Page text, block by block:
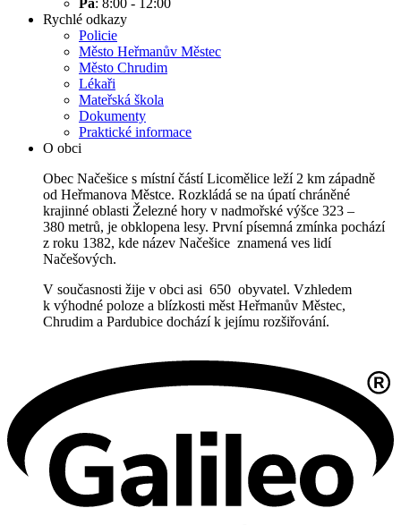
Rychlé odkazy
Policie
Město Heřmanův Městec
Město Chrudim
Lékaři
Mateřská škola
Dokumenty
Praktické informace
O obci
Obec Načešice s místní částí Licomělice leží 2 km západně
od Heřmanova Městce. Rozkládá se na úpatí chráněné
krajinné oblasti Železné hory v nadmořské výšce 323 –
380 metrů, je obklopena lesy. První písemná zmínka pochází
z roku 1382, kde název Načešice znamená ves lidí
Načešových.
V současnosti žije v obci asi 650 obyvatel. Vzhledem
k výhodné poloze a blízkosti měst Heřmanův Městec,
Chrudim a Pardubice dochází k jejímu rozšiřování.